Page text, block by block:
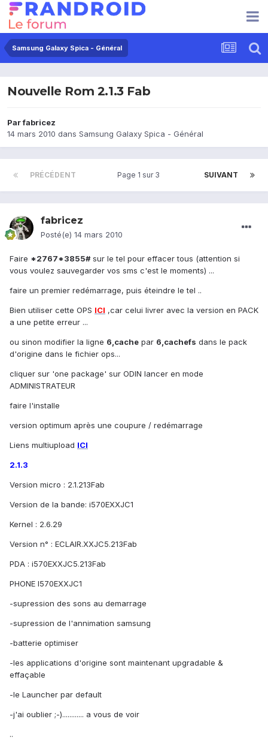
Samsung Galaxy Spica - Général
Nouvelle Rom 2.1.3 Fab
Parfabricez
14 mars 2010 dans Samsung Galaxy Spica - Général
PRÉCÉDENT SUIVANT
Page 1 sur 3
fabricez
Posté(e) 14 mars 2010
Faire *2767*3855#sur le tel pour effacer tous (attention si
vous voulez sauvegarder vos sms c'est le moments) ...
faire un premier redémarrage, puis éteindre le tel ..
Bien utiliser cette OPS ICI ,car celui livrer avec la version en PACK
a une petite erreur ...
ou sinon modifier la ligne 6,cache par 6,cachefs dans le pack
d'origine dans le fichier ops...
cliquer sur 'one package' sur ODIN lancer en mode
ADMINISTRATEUR
faire l'installe
version optimum après une coupure / redémarrage
Liens multiupload ICI
2.1.3
Version micro : 2.1.213Fab
Version de la bande: i570EXXJC1
Kernel : 2.6.29
Version n° : ECLAIR.XXJC5.213Fab
PDA : i570EXXJC5.213Fab
PHONE I570EXXJC1
-supression des sons au demarrage
-supression de l'annimation samsung
-batterie optimiser
-les applications d'origine sont maintenant upgradable &
effaçable
-le Launcher par default
-j'ai oublier ;-)............ a vous de voir
..